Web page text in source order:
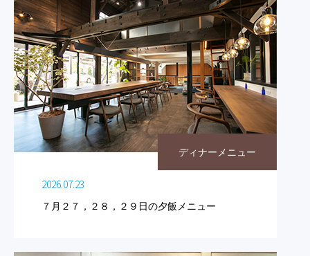
ディナーメニュー
2026.07.23
７月２７，２８，２９日の夕飯メニュー